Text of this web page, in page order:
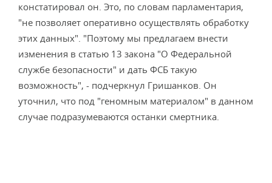
констатировал он. Это, по словам парламентария,
"не позволяет оперативно осуществлять обработку
этих данных". "Поэтому мы предлагаем внести
изменения в статью 13 закона "О Федеральной
службе безопасности" и дать ФСБ такую
возможность", - подчеркнул Гришанков. Он
уточнил, что под "геномным материалом" в данном
случае подразумеваются останки смертника.